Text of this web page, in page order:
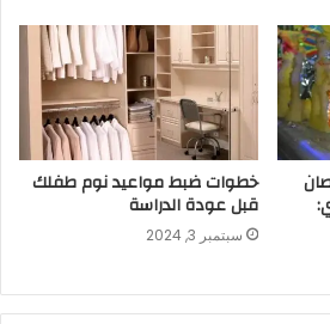
خطوات ضبط مواعيد نوم طفلك
قبل عودة الدراسة
سبتمبر 3, 2024